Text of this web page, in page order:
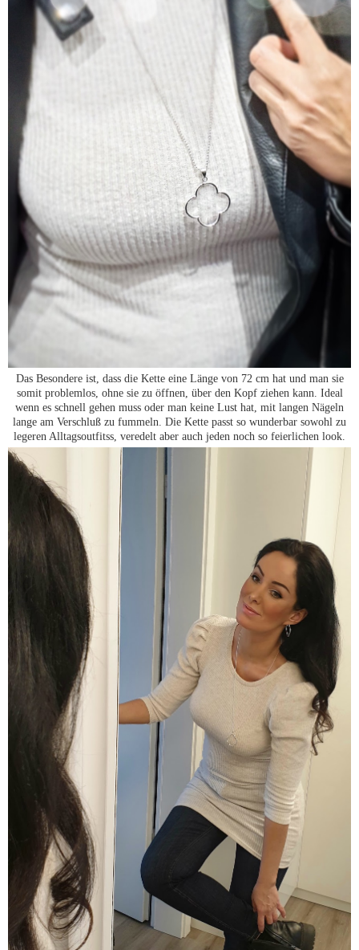
Das Besondere ist, dass die Kette eine Länge von 72 cm hat und man sie
somit problemlos, ohne sie zu öffnen, über den Kopf ziehen kann. Ideal
wenn es schnell gehen muss oder man keine Lust hat, mit langen Nägeln
lange am Verschluß zu fummeln. Die Kette passt so wunderbar sowohl zu
legeren Alltagsoutfitss, veredelt aber auch jeden noch so feierlichen look.